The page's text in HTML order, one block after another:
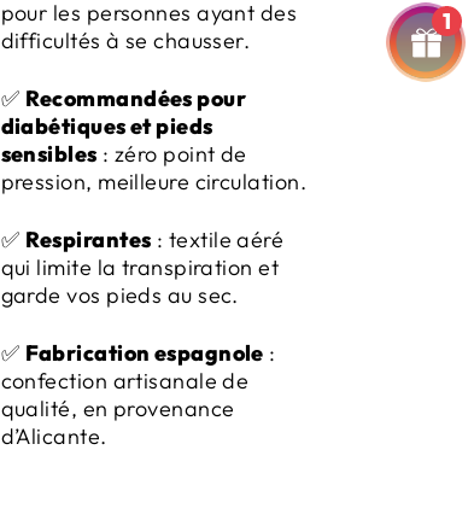
pour les personnes ayant des
difficultés à se chausser.
✅ Recommandées pour
diabétiques et pieds
sensibles : zéro point de
pression, meilleure circulation.
✅ Respirantes : textile aéré
qui limite la transpiration et
garde vos pieds au sec.
✅ Fabrication espagnole :
confection artisanale de
qualité, en provenance
d’Alicante.
1